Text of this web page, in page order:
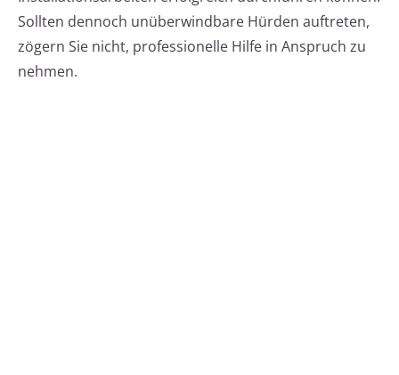
Sollten dennoch unüberwindbare Hürden auftreten,
zögern Sie nicht, professionelle Hilfe in Anspruch zu
nehmen.